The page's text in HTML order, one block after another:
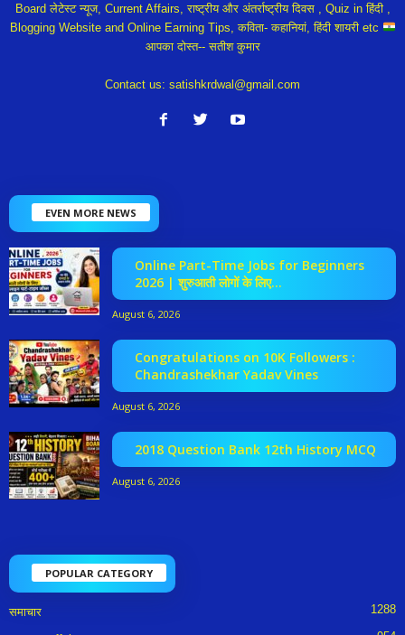
Board लेटेस्ट न्यूज, Current Affairs, राष्ट्रीय और अंतर्राष्ट्रीय दिवस , Quiz in हिंदी ,
Blogging Website and Online Earning Tips, कविता- कहानियां, हिंदी शायरी etc
आपका दोस्त-- सतीश कुमार
Contact us: satishkrdwal@gmail.com
EVEN MORE NEWS
Online Part-Time Jobs for Beginners
2026 | शुरुआती लोगों के लिए...
August 6, 2026
Congratulations on 10K Followers :
Chandrashekhar Yadav Vines
August 6, 2026
2018 Question Bank 12th History MCQ
August 6, 2026
POPULAR CATEGORY
समाचार 1288